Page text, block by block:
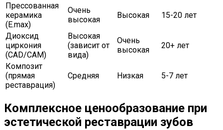
Прессованная
керамика
(E.max)
Очень
высокая
Высокая 15-20 лет
Диоксид
циркония
(CAD/CAM)
Высокая
(зависит от
вида)
Очень
высокая
20+ лет
Композит
(прямая
реставрация)
Средняя Низкая 5-7 лет
Комплексное ценообразование при
эстетической реставрации зубов